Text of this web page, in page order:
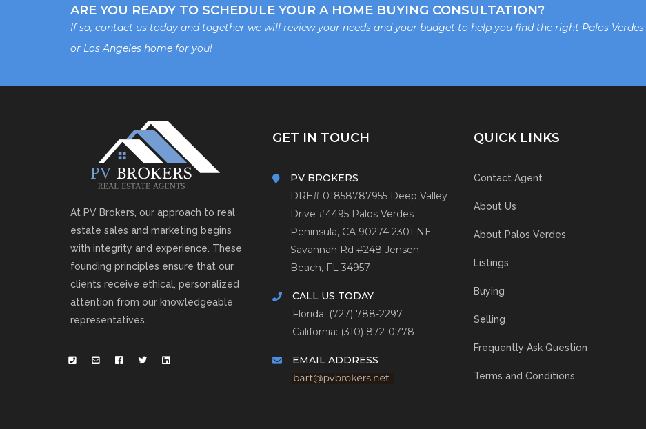
ARE YOU READY TO SCHEDULE YOUR A HOME BUYING CONSULTATION?
If so, contact us today and together we will review your needs and your budget to help you find the right Palos Verdes
or Los Angeles home for you!
At PV Brokers, our approach to real
estate sales and marketing begins
with integrity and experience. These
founding principles ensure that our
clients receive ethical, personalized
attention from our knowledgeable
representatives.
GET IN TOUCH
PV BROKERS
DRE# 01858787955 Deep Valley
Drive #4495 Palos Verdes
Peninsula, CA 90274 2301 NE
Savannah Rd #248 Jensen
Beach, FL 34957
CALL US TODAY:
Florida: (727) 788-2297
California: (310) 872-0778
EMAIL ADDRESS
QUICK LINKS
Contact Agent
About Us
About Palos Verdes
Listings
Buying
Selling
Frequently Ask Question
Terms and Conditions